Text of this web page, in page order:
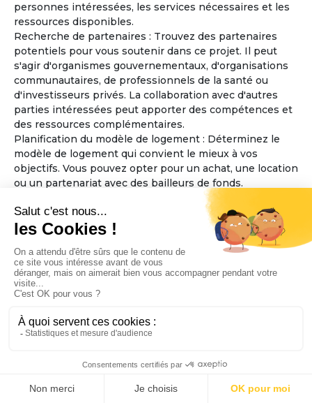
personnes intéressées, les services nécessaires et les
ressources disponibles.
Recherche de partenaires : Trouvez des partenaires
potentiels pour vous soutenir dans ce projet. Il peut
s'agir d'organismes gouvernementaux, d'organisations
communautaires, de professionnels de la santé ou
d'investisseurs privés. La collaboration avec d'autres
parties intéressées peut apporter des compétences et
des ressources complémentaires.
Planification du modèle de logement : Déterminez le
modèle de logement qui convient le mieux à vos
objectifs. Vous pouvez opter pour un achat, une location
ou un partenariat avec des bailleurs de fonds.
Considérez également la taille et l'aménagement des
espaces communs et des logements individuels, en
veillant à ce qu'ils soient accessibles aux personnes
Élaboration des règles de fonctionnement : Définissez
les règles de fonctionnement de la maison partagée,
telles que les responsabilités financières, les tâches
ménagères, la prise de décisions collectives et les
politiques d'admission. Assurez-vous que ces règles
favorisent l'inclusion, le respect mutuel et la sécurité
Sélection de l'emplacement : Trouvez un emplacement
de l'accessibilité aux services essentiels tels que les